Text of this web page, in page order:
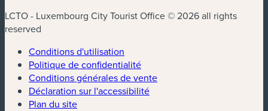
LCTO - Luxembourg City Tourist Office © 2026 all rights
reserved
Conditions d'utilisation
Politique de confidentialité
Conditions générales de vente
Déclaration sur l'accessibilité
Plan du site